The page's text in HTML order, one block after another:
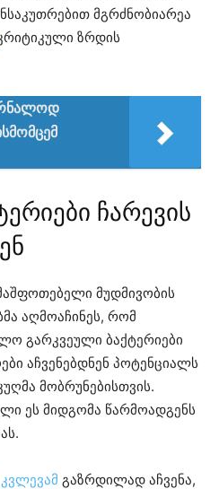
მგრძნობიარეა
ზრდის
ჩარევის
მუდმივობის
აღმოაჩინეს, რომ
გარკვეული ბაქტერიები
აჩვენებდნენ პოტენციალს
მობრუნებისთვის.
ეს მიდგომა წარმოადგენს
გაზრდილად აჩვენა,